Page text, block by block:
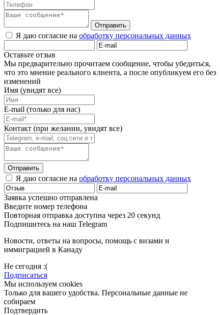
Отправить
Я даю согласие на обработку персональных данных
Оставьте отзыв
Мы предварительно прочитаем сообщение, чтобы убедиться,
что это мнение реального клиента, а после опубликуем его без
изменений
Имя (увидят все)
E-mail (только для нас)
Контакт (при желании, увидят все)
Отправить
Я даю согласие на обработку персональных данных
Заявка успешно отправлена
Введите номер телефона
Повторная отправка доступна через 20 секунд
Подпишитесь на наш Telegram
Новости, ответы на вопросы, помощь с визами и
иммиграцией в Канаду
Не сегодня :(
Подписаться
Мы используем cookies
Только для вашего удобства. Персональные данные не
собираем
Подтвердить